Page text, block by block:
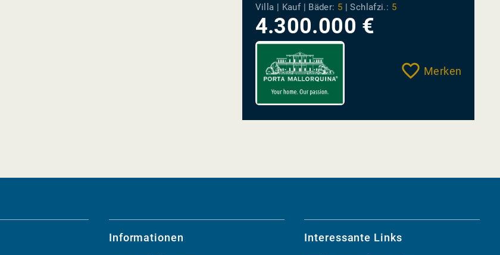
Villa | Kauf | Bäder: 5 |Schlafzi.: 5
4.300.000 €
Merken
Informationen Interessante Links